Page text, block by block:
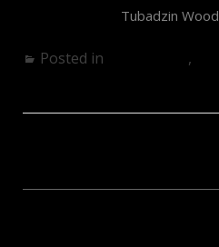
Tubadzin
Posted in ,